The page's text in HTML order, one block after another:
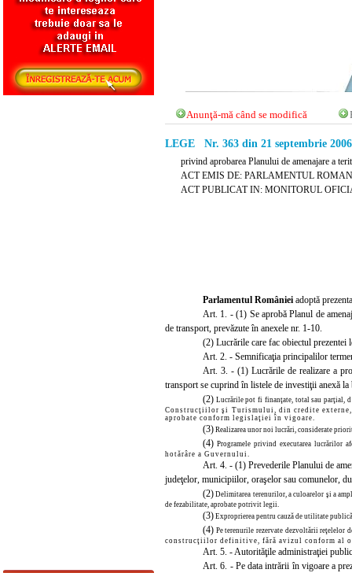
Anunţă-mă când se modifică
LEGE Nr. 363 din 21 septembrie 2006
privind aprobarea Planului de amenajare a
ACT EMIS DE: PARLAMENTUL
ACT PUBLICAT IN: MONITORUL
Parlamentul României adoptă
Art. 1. - (1) Se aprobă Planul de
de transport, prevăzute în anexele nr. 1-10.
(2) Lucrările care fac obiectul prezentei
Art. 2. - Semnificaţia principalilor
Art. 3. - (1) Lucrările de realizare a
transport se cuprind în listele de investiţii anexă
(2) Lucrările pot fi finanţate, total sau parţial,
Construcţiilor şi Turismului, din credite
aprobate conform legislaţiei în vigoare.
(3) Realizarea unor noi lucrări, considerate
(4) Programele privind executarea lucrărilor
hotărâre a Guvernului.
Art. 4. - (1) Prevederile Planului de
judeţelor, municipiilor, oraşelor sau comunelor,
(2) Delimitarea terenurilor, a culoarelor şi a
de fezabilitate, aprobate potrivit legii.
(3) Exproprierea pentru cauză de utilitate
(4) Pe terenurile rezervate dezvoltării reţelelor
construcţiilor definitive, fără avizul conform al
Art. 5. - Autorităţile administraţiei
Art. 6. - Pedata intrării în vigoare a